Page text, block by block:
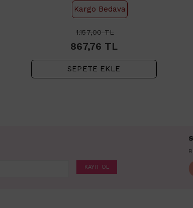
Kargo Bedava
1.157,00TL
867,76 TL
SEPETE EKLE
KAYIT OL